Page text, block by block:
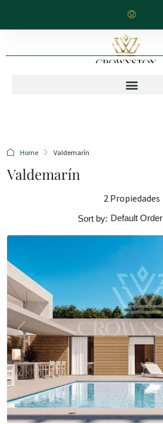
Home Valdemarín
Valdemarín
2 Propiedades
Sort by: Default Order